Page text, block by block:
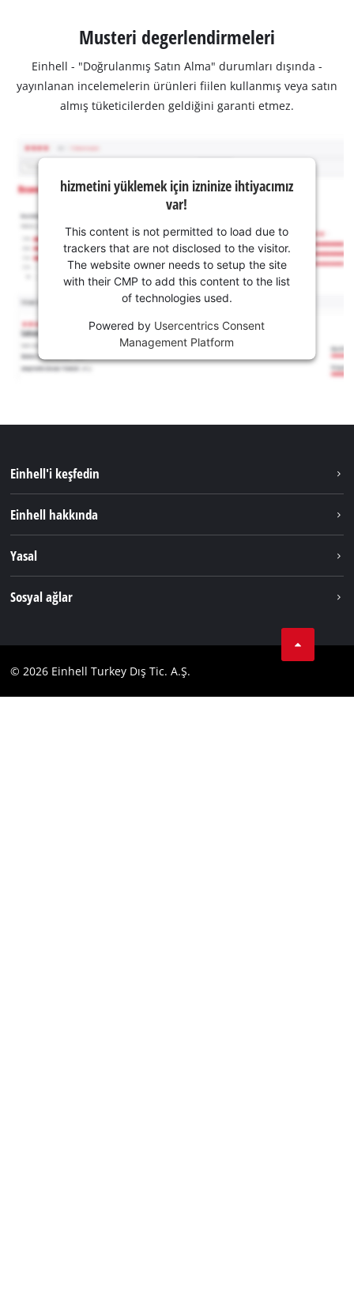
Musteri degerlendirmeleri
Einhell - "Doğrulanmış Satın Alma" durumları dışında -
yayınlanan incelemelerin ürünleri fiilen kullanmış veya satın
almış tüketicilerden geldiğini garanti etmez.
hizmetini yüklemek için izninize ihtiyacımız
var!
This content is not permitted to load due to
trackers that are not disclosed to the visitor.
The website owner needs to setup the site
with their CMP to add this content to the list
of technologies used.
Powered by Usercentrics Consent
Management Platform
Einhell'i keşfedin
Hizmetler
Einhell hakkında
Yasal
Uyumluluk
Sosyal ağlar
YouТube
© 2026 Einhell Turkey Dış Tic. A.Ş.